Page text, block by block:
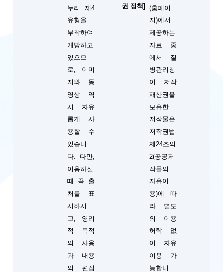
누리 제4
유형을
부착하여
개방하고
있으므
로, 이미
지와 동
영상 역
시 자유
롭게 사
용할 수
있습니
다. 다만,
이용하실
때 꼭 출
처를 표
시하시
고, 영리
적 목적
의 사용
과 내용
의 편집
권 정책]
(홈페이
지)에서
제공하는
자료 중
에서 질
병관리청
이 저작
재산권을
보유한
저작물은
저작권법
제24조의
2(공공저
작물의
자유이
용)에 따
라 별도
의 이용
허락 없
이 자유
이용 가
능합니